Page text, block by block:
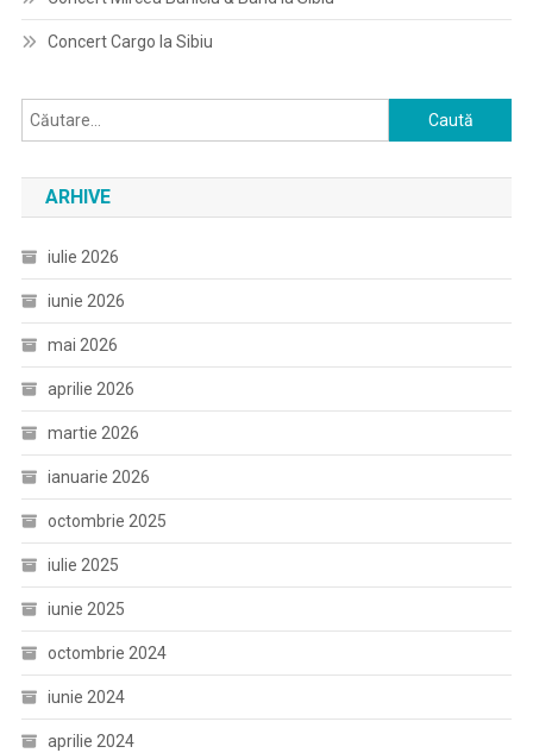
Concert Cargo la Sibiu
Caută
după:
ARHIVE
iulie 2026
iunie 2026
mai 2026
aprilie 2026
martie 2026
ianuarie 2026
octombrie 2025
iulie 2025
iunie 2025
octombrie 2024
iunie 2024
aprilie 2024